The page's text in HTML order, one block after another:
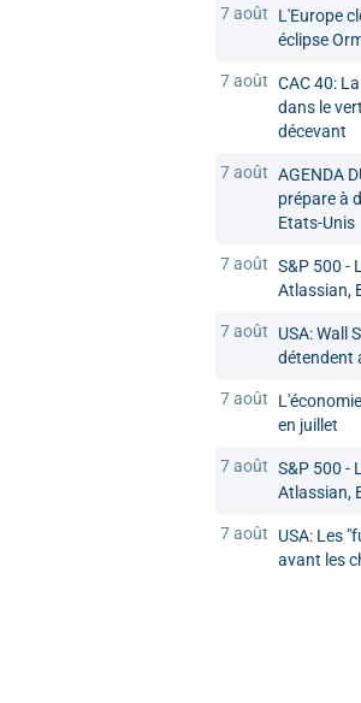
7 août
L'Europe
éclipse
7 août CAC 40:
dans le
décevant
7 août AGENDA
prépare à
Etats-Unis
7 août S&P 500 -
Atlassian,
7 août
USA: Wall
détendent
7 août
en juillet
7 août S&P 500 -
Atlassian,
7 août
USA: Les
avant les